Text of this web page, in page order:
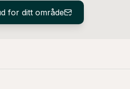
for ditt område